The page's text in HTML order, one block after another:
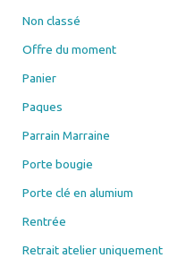
Non classé
Offre du moment
Panier
Paques
Parrain Marraine
Porte bougie
Porte clé en alumium
Rentrée
Retrait atelier uniquement